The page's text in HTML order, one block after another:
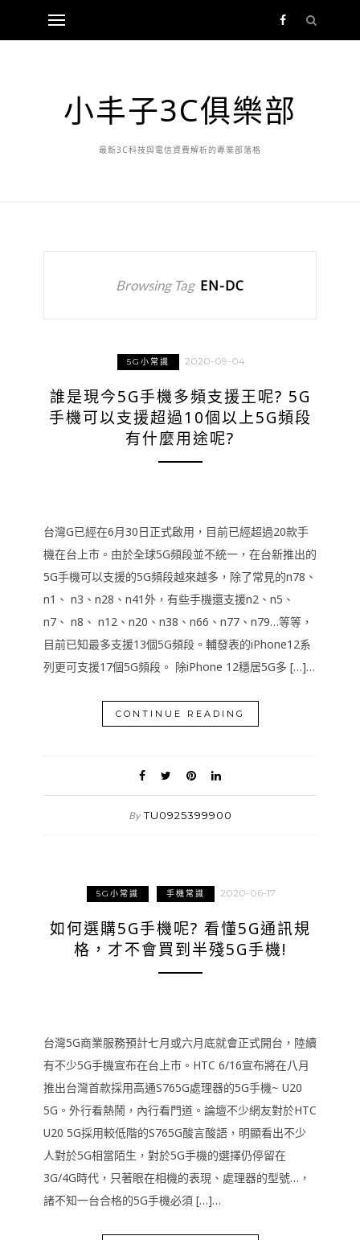
小丰子3C俱樂部
最新3C科技與電信資費解析的專業部落格
Browsing Tag EN-DC
5G小常識 2020-09-04
誰是現今5G手機多頻支援王呢? 5G
手機可以支援超過10個以上5G頻段
有什麼用途呢?
台灣G已經在6月30日正式啟用，目前已經超過20款手
機在台上市。由於全球5G頻段並不統一，在台新推出的
5G手機可以支援的5G頻段越來越多，除了常見的n78、
n1、 n3、n28、n41外，有些手機還支援n2、n5、
n7、 n8、 n12、n20、n38、n66、n77、n79…等等，
目前已知最多支援13個5G頻段。輔發表的iPhone12系
列更可支援17個5G頻段。 除iPhone 12穩居5G多 […]…
CONTINUE READING
By TU0925399900
5G小常識 手機常識 2020-06-17
如何選購5G手機呢? 看懂5G通訊規
格，才不會買到半殘5G手機!
台灣5G商業服務預計七月或六月底就會正式開台，陸續
有不少5G手機宣布在台上市。HTC 6/16宣布將在八月
推出台灣首款採用高通S765G處理器的5G手機~ U20
5G。外行看熱鬧，內行看門道。論壇不少網友對於HTC
U20 5G採用較低階的S765G酸言酸語，明顯看出不少
人對於5G相當陌生，對於5G手機的選擇仍停留在
3G/4G時代，只著眼在相機的表現、處理器的型號…，
諸不知一台合格的5G手機必須 […]…